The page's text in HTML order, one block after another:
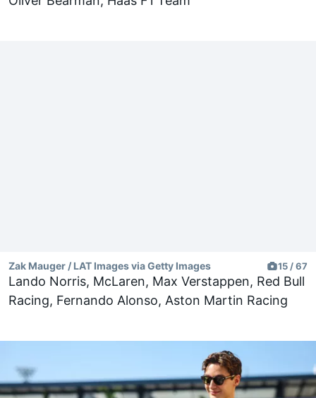
Zak Mauger / LAT Images via Getty Images 15 / 67
Lando Norris, McLaren, Max Verstappen, Red Bull
Racing, Fernando Alonso, Aston Martin Racing